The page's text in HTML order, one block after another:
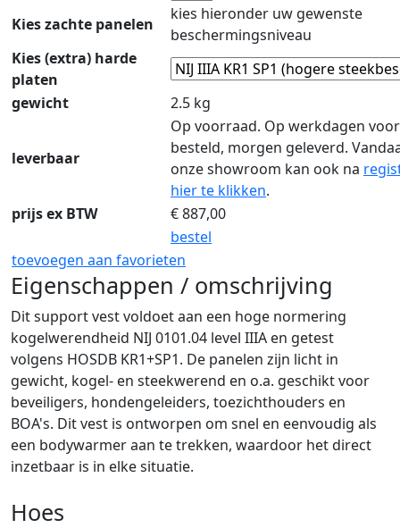
Kies zachte panelen
kies hieronder uw gewenste
beschermingsniveau
Kies (extra) harde
platen
gewicht
2.5 kg
leverbaar
Op voorraad. Op werkdagen
besteld, morgen geleverd.
onze showroom kan ook na
hier te klikken.
prijs ex BTW
€887,00
bestel
toevoegen aan favorieten
Eigenschappen / omschrijving
Dit support vest voldoet aan een hoge normering
kogelwerendheid NIJ 0101.04 level IIIA en getest
volgens HOSDB KR1+SP1. De panelen zijn licht in
gewicht, kogel- en steekwerend en o.a. geschikt voor
beveiligers, hondengeleiders, toezichthouders en
BOA's. Dit vest is ontworpen om snel en eenvoudig als
een bodywarmer aan te trekken, waardoor het direct
inzetbaar is in elke situatie.
Hoes